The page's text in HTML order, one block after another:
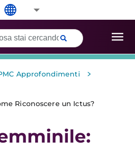
Approfondimenti >
Riconoscere un Ictus?